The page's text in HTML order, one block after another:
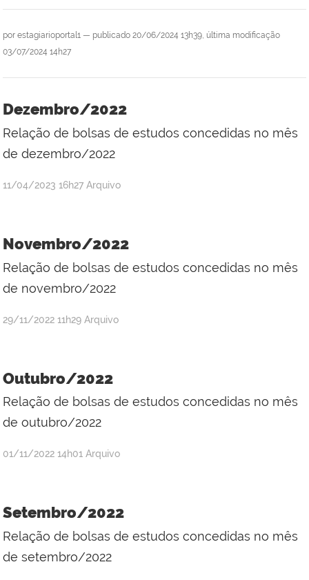
por estagiarioportal1 — publicado 20/06/2024 13h39, última modificação
03/07/2024 14h27
Dezembro/2022
Relação de bolsas de estudos concedidas no mês
de dezembro/2022
por
Santos
Silva
publicado
11/04/2023 16h27 Arquivo
Novembro/2022
Relação de bolsas de estudos concedidas no mês
de novembro/2022
por
Santos
Silva
publicado
29/11/2022 11h29 Arquivo
Outubro/2022
Relação de bolsas de estudos concedidas no mês
de outubro/2022
por
Santos
Silva
publicado
01/11/2022 14h01 Arquivo
Setembro/2022
Relação de bolsas de estudos concedidas no mês
de setembro/2022